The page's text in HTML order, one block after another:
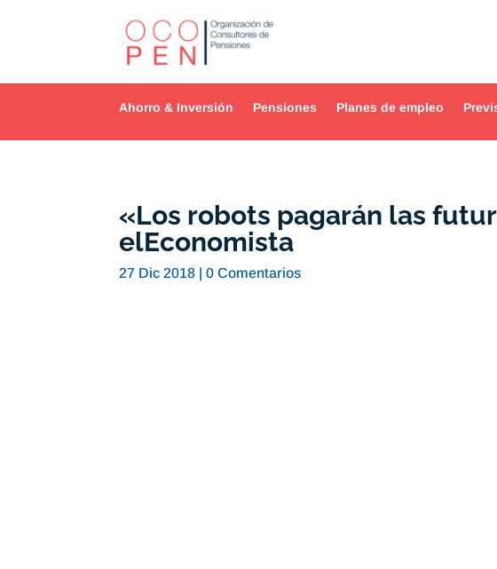
Ahorro & Inversión Pensiones Planes de empleo
«Los robots pagarán las
elEconomista
27 Dic 2018 |0 Comentarios